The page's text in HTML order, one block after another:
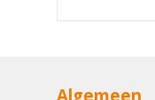
Algemeen